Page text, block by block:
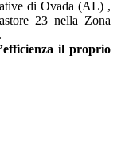
di Ovada (AL) ,
23 nella Zona
il proprio